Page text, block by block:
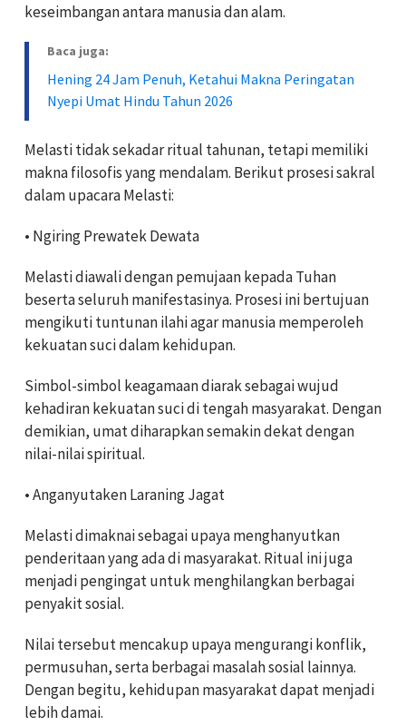
keseimbangan antara manusia dan alam.
Baca juga:
Hening 24 Jam Penuh, Ketahui Makna Peringatan
Nyepi Umat Hindu Tahun 2026
Melasti tidak sekadar ritual tahunan, tetapi memiliki
makna filosofis yang mendalam. Berikut prosesi sakral
dalam upacara Melasti:
• Ngiring Prewatek Dewata
Melasti diawali dengan pemujaan kepada Tuhan
beserta seluruh manifestasinya. Prosesi ini bertujuan
mengikuti tuntunan ilahi agar manusia memperoleh
kekuatan suci dalam kehidupan.
Simbol-simbol keagamaan diarak sebagai wujud
kehadiran kekuatan suci di tengah masyarakat. Dengan
demikian, umat diharapkan semakin dekat dengan
nilai-nilai spiritual.
• Anganyutaken Laraning Jagat
Melasti dimaknai sebagai upaya menghanyutkan
penderitaan yang ada di masyarakat. Ritual ini juga
menjadi pengingat untuk menghilangkan berbagai
penyakit sosial.
Nilai tersebut mencakup upaya mengurangi konflik,
permusuhan, serta berbagai masalah sosial lainnya.
Dengan begitu, kehidupan masyarakat dapat menjadi
lebih damai.